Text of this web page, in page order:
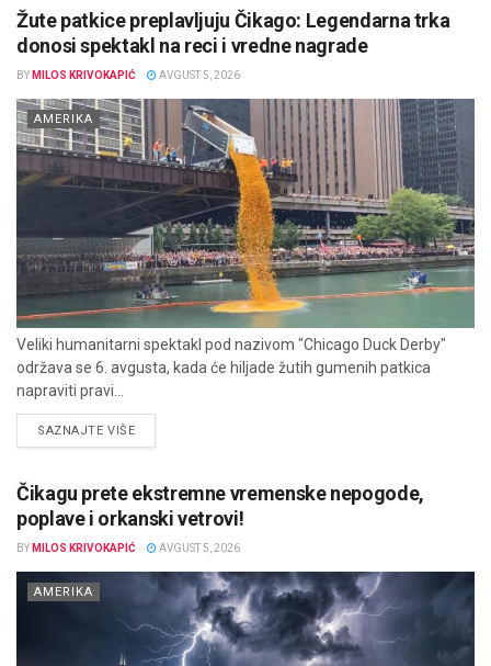
Žute patkice preplavljuju Čikago: Legendarna trka
donosi spektakl na reci i vredne nagrade
BY MILOS KRIVOKAPIĆ AVGUST 5, 2026
AMERIKA
Veliki humanitarni spektakl pod nazivom "Chicago Duck Derby"
održava se 6. avgusta, kada će hiljade žutih gumenih patkica
napraviti pravi...
SAZNAJTE VIŠEDETAILS
Čikagu prete ekstremne vremenske nepogode,
poplave i orkanski vetrovi!
BY MILOS KRIVOKAPIĆ AVGUST 5, 2026
AMERIKA